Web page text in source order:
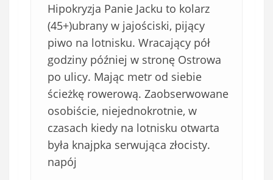
Hipokryzja Panie Jacku to kolarz
(45+)ubrany w jajościski, pijący
piwo na lotnisku. Wracający pół
godziny później w stronę Ostrowa
po ulicy. Mając metr od siebie
ścieżkę rowerową. Zaobserwowane
osobiście, niejednokrotnie, w
czasach kiedy na lotnisku otwarta
była knajpka serwująca złocisty.
napój